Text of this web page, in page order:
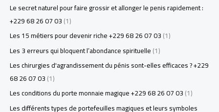
Le secret naturel pour faire grossir et allonger le penis rapidement :
+229 68 26 07 03(1)
Les 15 métiers pour devenir riche +229 68 26 07 03(1)
Les 3 erreurs qui bloquent l’abondance spirituelle(1)
Les chirurgies d'agrandissement du pénis sont-elles efficaces ? +229
68 26 07 03(1)
Les conditions du porte monnaie magique +229 68 26 07 03(1)
Les différents types de portefeuilles magiques et leurs symboles